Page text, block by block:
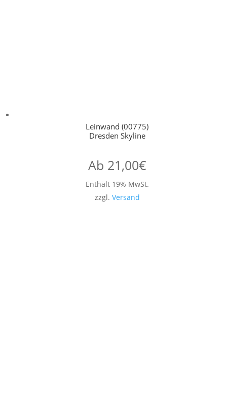
Leinwand (00775)
Dresden Skyline
Ab 21,00€
Enthält 19% MwSt.
zzgl. Versand